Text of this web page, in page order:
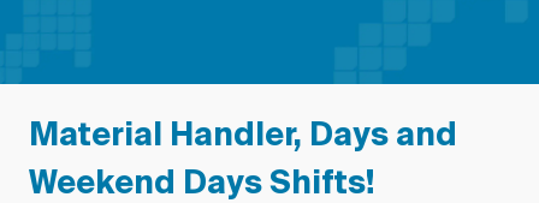
Material Handler, Days and
Weekend Days Shifts!